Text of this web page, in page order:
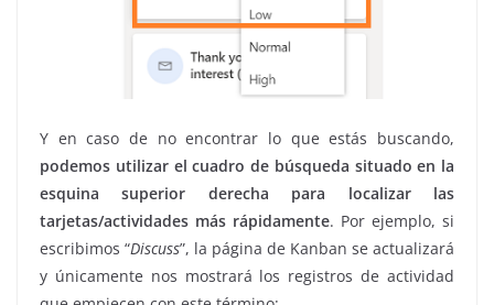
Y en caso de no encontrar lo que estás buscando,
podemos utilizar el cuadro de búsqueda situado en la
esquina superior derecha para localizar las
tarjetas/actividades más rápidamente. Por ejemplo, si
escribimos “Discuss”, la página de Kanban se actualizará
y únicamente nos mostrará los registros de actividad